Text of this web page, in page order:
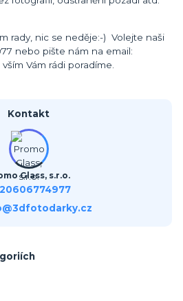
rady, nic se neděje:-) Volejte naši
nebo pište nám na email:
vším Vám rádi poradíme.
Kontakt
Glass, s.r.o.